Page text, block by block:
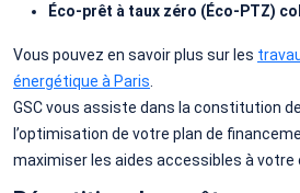
Éco-prêt à taux zéro (Éco-PTZ)
Vous pouvez en savoir plus sur les
énergétique à Paris
GSC vous assiste dans la constitution
l’optimisation de votre plan de
maximiser les aides accessibles à votre